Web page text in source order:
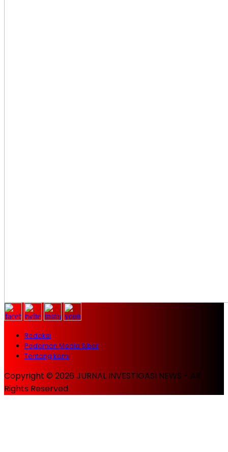
Redaksi
Pedoman Media Siber
Tentang kami
Copyright © 2026 JURNAL INVESTIGASI NEWS - All
Rights Reserved